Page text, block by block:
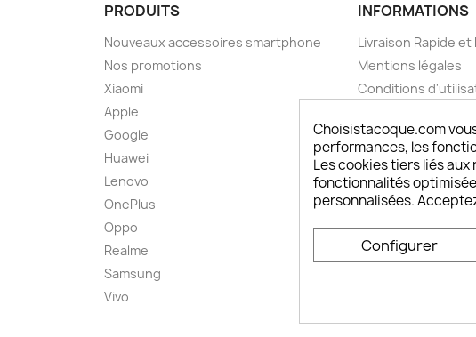
PRODUITS
Nouveaux accessoires smartphone
Nos promotions
Xiaomi
Apple
Google
Huawei
Lenovo
OnePlus
Oppo
Realme
Samsung
Vivo
INFORMATIONS
Livraison Rapide et
Mentions légales
Conditions
Paiement
Retours et
Livraison DOM
FAQ
Comment
smartphone
Choisistacoque.com
performances, les
Les cookies tiers liés
fonctionnalités
personnalisées.
Configurer